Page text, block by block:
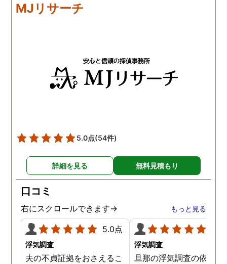
MJリサーチ
5.0点(54件)
詳細を見る 無料見積もり
口コミ
右にスクロールできます→ もっと見る
5.0点
浮気調査
夫の不貞証拠をおさえるこ
浮気調査
旦那の浮気調査の依頼の